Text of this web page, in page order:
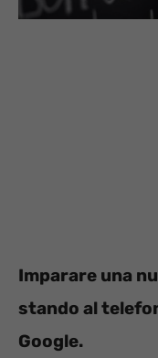
Imparare una
stando al
Google.